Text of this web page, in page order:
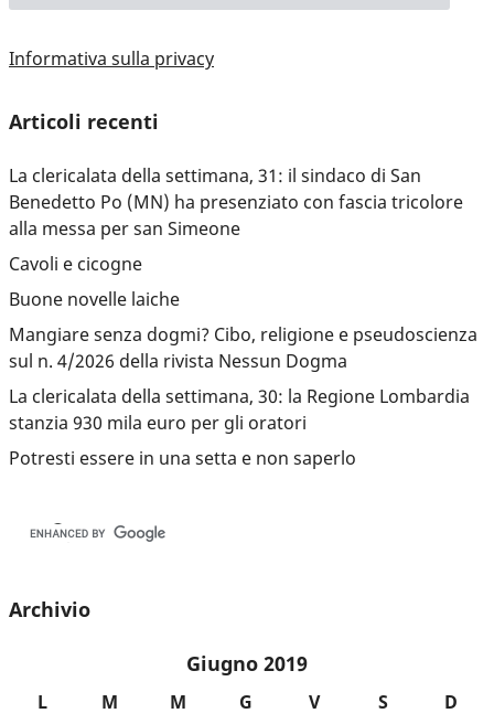
Informativa sulla privacy
Articoli recenti
La clericalata della settimana, 31: il sindaco di San
Benedetto Po (MN) ha presenziato con fascia tricolore
alla messa per san Simeone
Cavoli e cicogne
Buone novelle laiche
Mangiare senza dogmi? Cibo, religione e pseudoscienza
sul n. 4/2026 della rivista Nessun Dogma
La clericalata della settimana, 30: la Regione Lombardia
stanzia 930 mila euro per gli oratori
Potresti essere in una setta e non saperlo
Archivio
Giugno 2019
L M M G V S
D